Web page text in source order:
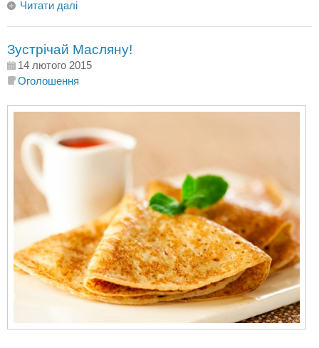
Читати далі
Зустрічай Масляну!
14 лютого 2015
Оголошення